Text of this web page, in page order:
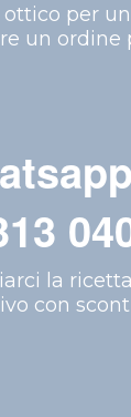
per
un ordine
la
con